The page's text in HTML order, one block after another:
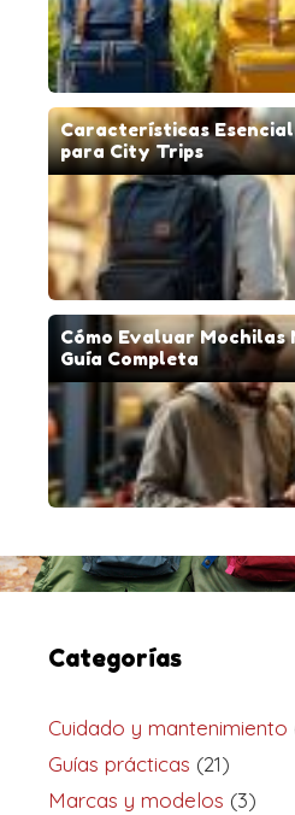
Características
para City Trips
Cómo Evaluar Mochilas
Guía Completa
Categorías
Cuidado y mantenimiento
Guías prácticas (21)
Marcas y modelos (3)